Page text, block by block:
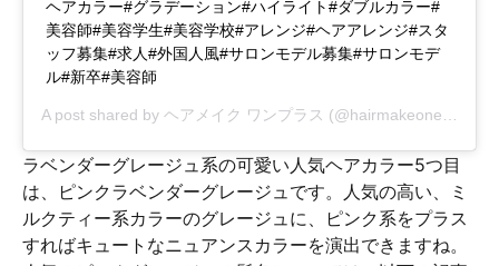
ヘアカラー#グラデーション#ハイライト#ダブルカラー#
美容師#美容学生#美容学校#アレンジ#ヘアアレンジ#スタ
ッフ募集#求人#外国人風#サロンモデル募集#サロンモデ
ル#新卒#美容師
A post shared by ヘアメイク ワンプラス (@hairmakeoneplus) on
ラベンダーグレージュ系の可愛い人気ヘアカラー5つ目
は、ピンクラベンダーグレージュです。人気の高い、ミ
ルクティー系カラーのグレージュに、ピンク系をプラス
すればキュートなニュアンスカラーを演出できますね。